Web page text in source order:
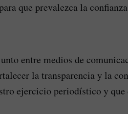
que prevalezca la
entre medios de
la transparencia y la
ejercicio periodístico y que